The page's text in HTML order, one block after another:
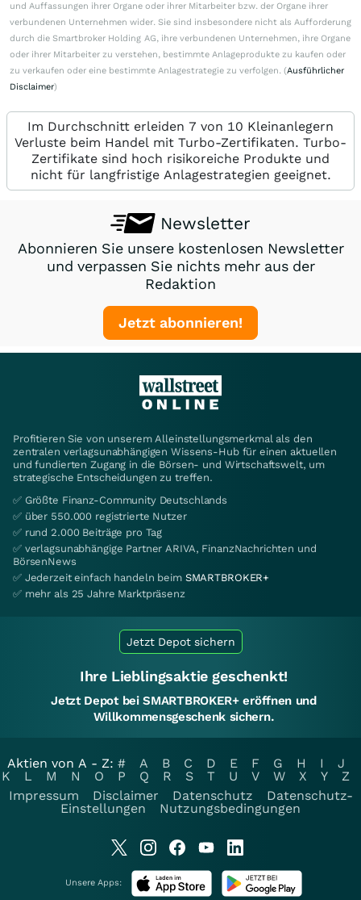
und Auffassungen ihrer Organe oder ihrer Mitarbeiter bzw. der Organe ihrer
verbundenen Unternehmen wider. Sie sind insbesondere nicht als Aufforderung
durch die Smartbroker Holding AG, ihre verbundenen Unternehmen, ihre Organe
oder ihrer Mitarbeiter zu verstehen, bestimmte Anlageprodukte zu kaufen oder
zu verkaufen oder eine bestimmte Anlagestrategie zu verfolgen. (Ausführlicher
Disclaimer)
Im Durchschnitt erleiden 7 von 10 Kleinanlegern
Verluste beim Handel mit Turbo-Zertifikaten. Turbo-
Zertifikate sind hoch risikoreiche Produkte und
nicht für langfristige Anlagestrategien geeignet.
Newsletter
Abonnieren Sie unsere kostenlosen Newsletter
und verpassen Sie nichts mehr aus der
Redaktion
Jetzt abonnieren!
Profitieren Sie von unserem Alleinstellungsmerkmal als den
zentralen verlagsunabhängigen Wissens-Hub für einen aktuellen
und fundierten Zugang in die Börsen- und Wirtschaftswelt, um
strategische Entscheidungen zu treffen.
✅ Größte Finanz-Community Deutschlands
✅ über 550.000 registrierte Nutzer
✅ rund 2.000 Beiträge pro Tag
✅ verlagsunabhängige Partner ARIVA, FinanzNachrichten und
BörsenNews
✅ Jederzeit einfach handeln beim SMARTBROKER+
✅ mehr als 25 Jahre Marktpräsenz
Jetzt Depot sichern
Ihre Lieblingsaktie geschenkt!
Jetzt Depot bei SMARTBROKER+ eröffnen und
Willkommensgeschenk sichern.
Aktien von A - Z: # A B C D E F G H I
J
K
L M N O P Q R S T U V W X Y
Z
Impressum
Disclaimer Datenschutz
Datenschutz-
Einstellungen
Nutzungsbedingungen
Unsere Apps: